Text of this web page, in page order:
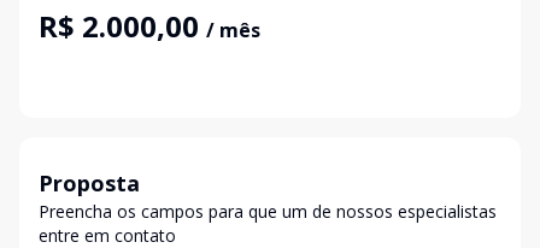
R$ 2.000,00 / mês
Proposta
Preencha os campos para que um de nossos especialistas
entre em contato